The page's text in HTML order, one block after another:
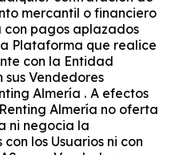
mercantil o financiero
con pagos aplazados
Plataforma que realice
con la Entidad
sus Vendedores
Almería . A efectos
Almería no oferta
ni negocia la
los Usuarios ni con